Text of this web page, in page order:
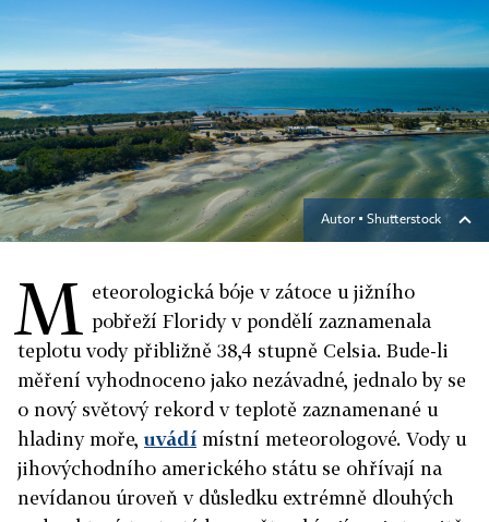
Autor ▪ Shutterstock
M eteorologická bóje v zátoce u jižního
pobřeží Floridy v pondělí zaznamenala
teplotu vody přibližně 38,4 stupně Celsia. Bude-li
měření vyhodnoceno jako nezávadné, jednalo by se
o nový světový rekord v teplotě zaznamenané u
hladiny moře,uvádí místní meteorologové. Vody u
jihovýchodního amerického státu se ohřívají na
nevídanou úroveň v důsledku extrémně dlouhých